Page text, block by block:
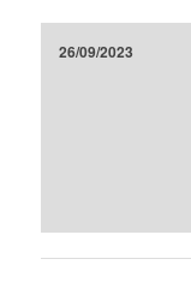
26/09/2023